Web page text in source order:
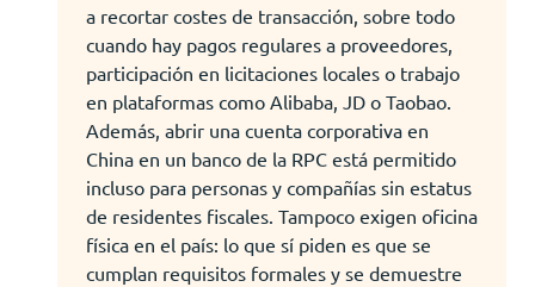
a recortar costes de transacción, sobre todo
cuando hay pagos regulares a proveedores,
participación en licitaciones locales o trabajo
en plataformas como Alibaba, JD o Taobao.
Además, abrir una cuenta corporativa en
China en un banco de la RPC está permitido
incluso para personas y compañías sin estatus
de residentes fiscales. Tampoco exigen oficina
física en el país: lo que sí piden es que se
cumplan requisitos formales y se demuestre